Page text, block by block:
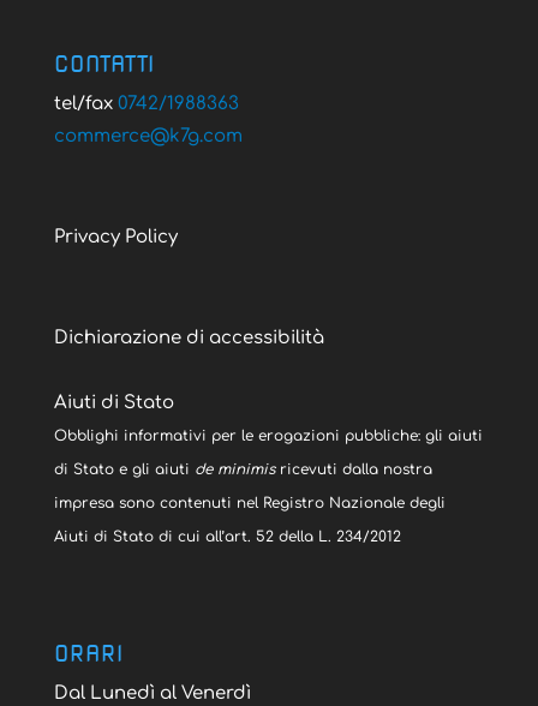
CONTATTI
tel/fax 0742/1988363
moc.g7k
@ecremmoc
Privacy Policy
Dichiarazione di accessibilità
Aiuti di Stato
Obblighi informativi per le erogazioni pubbliche: gli aiuti
di Stato e gli aiuti de minimisricevuti dalla nostra
impresa sono contenuti nel Registro Nazionale degli
Aiuti di Stato di cui all’art. 52 della L. 234/2012
ORARI
Dal Lunedì al Venerdì